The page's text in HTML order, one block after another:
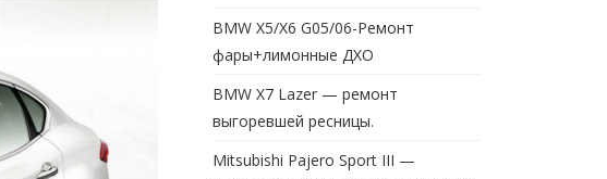
BMW X5/X6 G05/06-Ремонт
фары+лимонные ДХО
BMW X7 Lazer — ремонт
выгоревшей ресницы.
Mitsubishi Pajero Sport III —